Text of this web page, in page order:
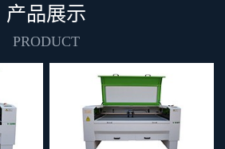
产品展示
PRODUCT